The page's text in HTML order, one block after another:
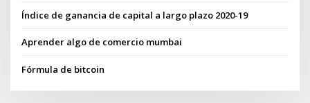
Índice de ganancia de capital a largo plazo 2020-19
Aprender algo de comercio mumbai
Fórmula de bitcoin